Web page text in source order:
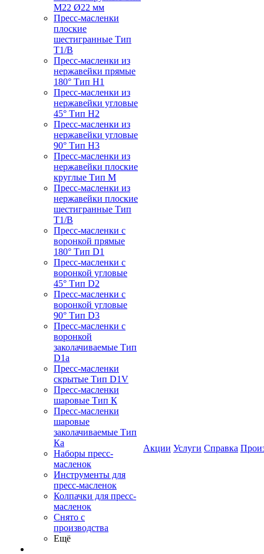
M22 Ø22 мм
Пресс-масленки
плоские
шестигранные Тип
T1/B
Пресс-масленки из
нержавейки прямые
180° Тип H1
Пресс-масленки из
нержавейки угловые
45° Тип H2
Пресс-масленки из
нержавейки угловые
90° Тип H3
Пресс-масленки из
нержавейки плоские
круглые Тип M
Пресс-масленки из
нержавейки плоские
шестигранные Тип
T1/B
Пресс-масленки с
воронкой прямые
180° Тип D1
Пресс-масленки с
воронкой угловые
45° Тип D2
Пресс-масленки с
воронкой угловые
90° Тип D3
Пресс-масленки с
воронкой
заколачиваемые Тип
D1a
Пресс-масленки
скрытые Тип D1V
Пресс-масленки
шаровые Тип К
Пресс-масленки
шаровые
заколачиваемые Тип
Кa
Наборы пресс-
масленок
Инструменты для
пресс-масленок
Колпачки для пресс-
масленок
Снято с
производства
Ещё
Акции Услуги Справка